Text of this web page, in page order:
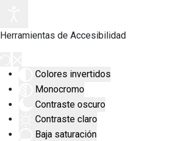
Herramientas de Accesibilidad
Colores invertidos
Monocromo
Contraste oscuro
Contraste claro
Baja saturación